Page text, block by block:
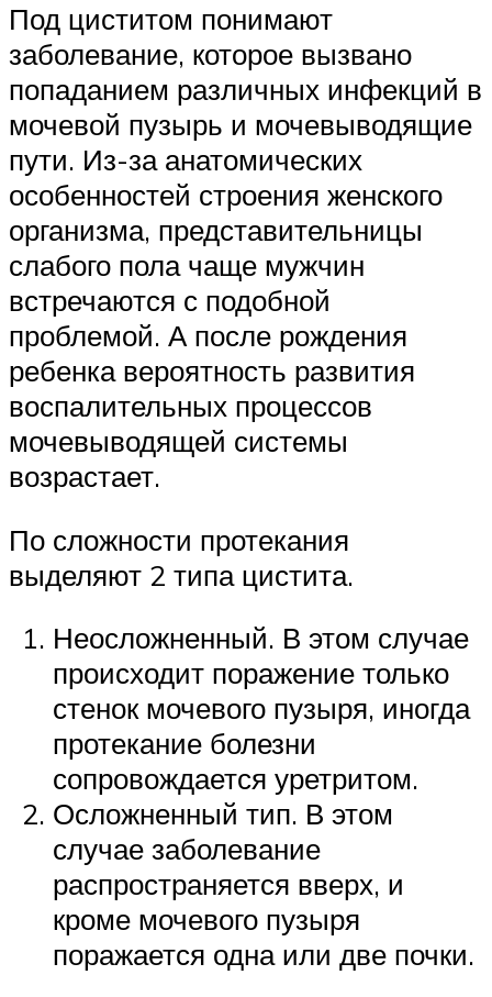
Под циститом понимают
заболевание, которое вызвано
попаданием различных инфекций в
мочевой пузырь и мочевыводящие
пути. Из-за анатомических
особенностей строения женского
организма, представительницы
слабого пола чаще мужчин
встречаются с подобной
проблемой. А после рождения
ребенка вероятность развития
воспалительных процессов
мочевыводящей системы
возрастает.
По сложности протекания
выделяют 2 типа цистита.
Неосложненный. В этом случае
происходит поражение только
стенок мочевого пузыря, иногда
протекание болезни
сопровождается уретритом.
Осложненный тип. В этом
случае заболевание
распространяется вверх, и
кроме мочевого пузыря
поражается одна или две почки.